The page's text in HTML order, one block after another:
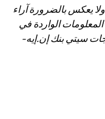
يعكس بالضرورة آراء
الواردة في
سيتي بنك إن.إيه-